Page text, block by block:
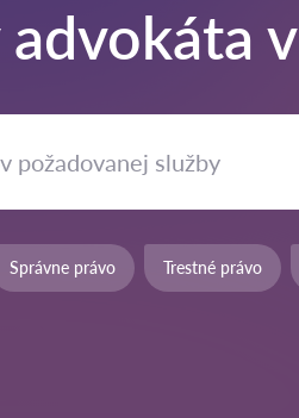
advokáta v
Správne právo Trestné právo